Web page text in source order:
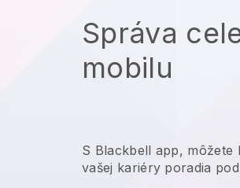
Správa
mobilu
S Blackbell app, môžete
vašej kariéry poradia